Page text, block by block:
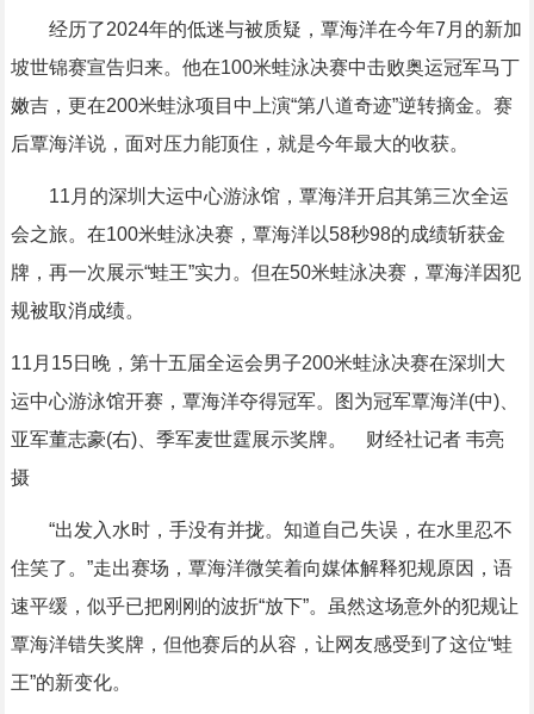
经历了2024年的低迷与被质疑，覃海洋在今年7月的新加
坡世锦赛宣告归来。他在100米蛙泳决赛中击败奥运冠军马丁
嫩吉，更在200米蛙泳项目中上演“第八道奇迹”逆转摘金。赛
后覃海洋说，面对压力能顶住，就是今年最大的收获。
11月的深圳大运中心游泳馆，覃海洋开启其第三次全运
会之旅。在100米蛙泳决赛，覃海洋以58秒98的成绩斩获金
牌，再一次展示“蛙王”实力。但在50米蛙泳决赛，覃海洋因犯
规被取消成绩。
11月15日晚，第十五届全运会男子200米蛙泳决赛在深圳大
运中心游泳馆开赛，覃海洋夺得冠军。图为冠军覃海洋(中)、
亚军董志豪(右)、季军麦世霆展示奖牌。 财经社记者 韦亮
摄
“出发入水时，手没有并拢。知道自己失误，在水里忍不
住笑了。”走出赛场，覃海洋微笑着向媒体解释犯规原因，语
速平缓，似乎已把刚刚的波折“放下”。虽然这场意外的犯规让
覃海洋错失奖牌，但他赛后的从容，让网友感受到了这位“蛙
王”的新变化。